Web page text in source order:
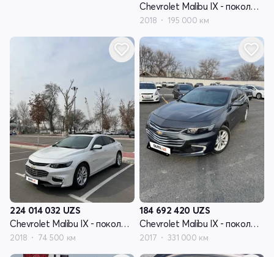
Chevrolet Malibu IX - поколение
2018 195 000 км
224 014 032 UZS
Chevrolet Malibu IX - поколение
2018 74 500 км
184 692 420 UZS
Chevrolet Malibu IX - поколение
2017 331 000 км